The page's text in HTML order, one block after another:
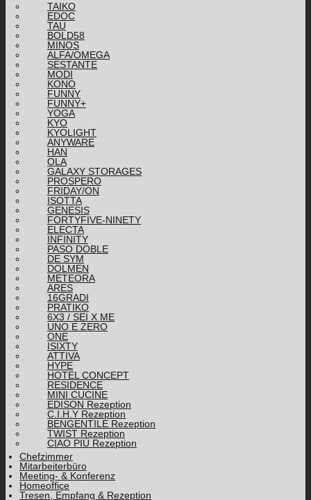
TAIKO
EDOC
TAU
BOLD58
MINOS
ALFA/OMEGA
SESTANTE
MODI
KONO
FUNNY
FUNNY+
YOGA
KYO
KYOLIGHT
ANYWARE
HAN
OLA
GALAXY STORAGES
PROSPERO
FRIDAY/ON
ISOTTA
GENESIS
FORTYFIVE-NINETY
ELECTA
INFINITY
PASO DOBLE
DE SYM
DOLMEN
METEORA
ARES
16GRADI
PRATIKO
6X3 / SEI X ME
UNO E ZERO
ONE
ISIXTY
ATTIVA
HYPE
HOTEL CONCEPT
RESIDENCE
MINI CUCINE
EDISON Rezeption
C.I.H.Y Rezeption
BENGENTILE Rezeption
TWIST Rezeption
CIAO PIÙ Rezeption
Chefzimmer
Mitarbeiterbüro
Meeting- & Konferenz
Homeoffice
Tresen, Empfang & Rezeption